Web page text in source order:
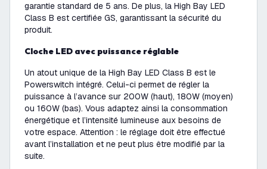
garantie standard de 5 ans. De plus, la High Bay LED
Class B est certifiée GS, garantissant la sécurité du
produit.
Cloche LED avec puissance réglable
Un atout unique de la High Bay LED Class B est le
Powerswitch intégré. Celui-ci permet de régler la
puissance à l’avance sur 200W (haut), 180W (moyen)
ou 160W (bas). Vous adaptez ainsi la consommation
énergétique et l’intensité lumineuse aux besoins de
votre espace. Attention : le réglage doit être effectué
avant l’installation et ne peut plus être modifié par la
suite.